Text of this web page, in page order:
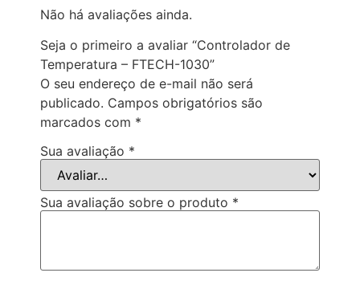
Não há avaliações ainda.
Seja o primeiro a avaliar “Controlador de
Temperatura – FTECH-1030”
O seu endereço de e-mail não será
publicado. Campos obrigatórios são
marcados com *
Sua avaliação *
Sua avaliação sobre o produto *